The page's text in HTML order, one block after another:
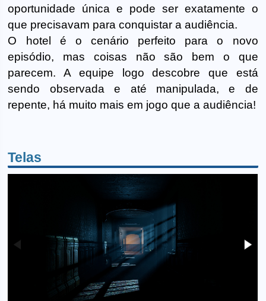
oportunidade única e pode ser exatamente o
que precisavam para conquistar a audiência.
O hotel é o cenário perfeito para o novo
episódio, mas coisas não são bem o que
parecem. A equipe logo descobre que está
sendo observada e até manipulada, e de
repente, há muito mais em jogo que a audiência!
Telas